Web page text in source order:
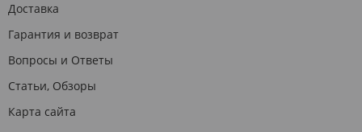
Доставка
Гарантия и возврат
Вопросы и Ответы
Статьи, Обзоры
Карта сайта